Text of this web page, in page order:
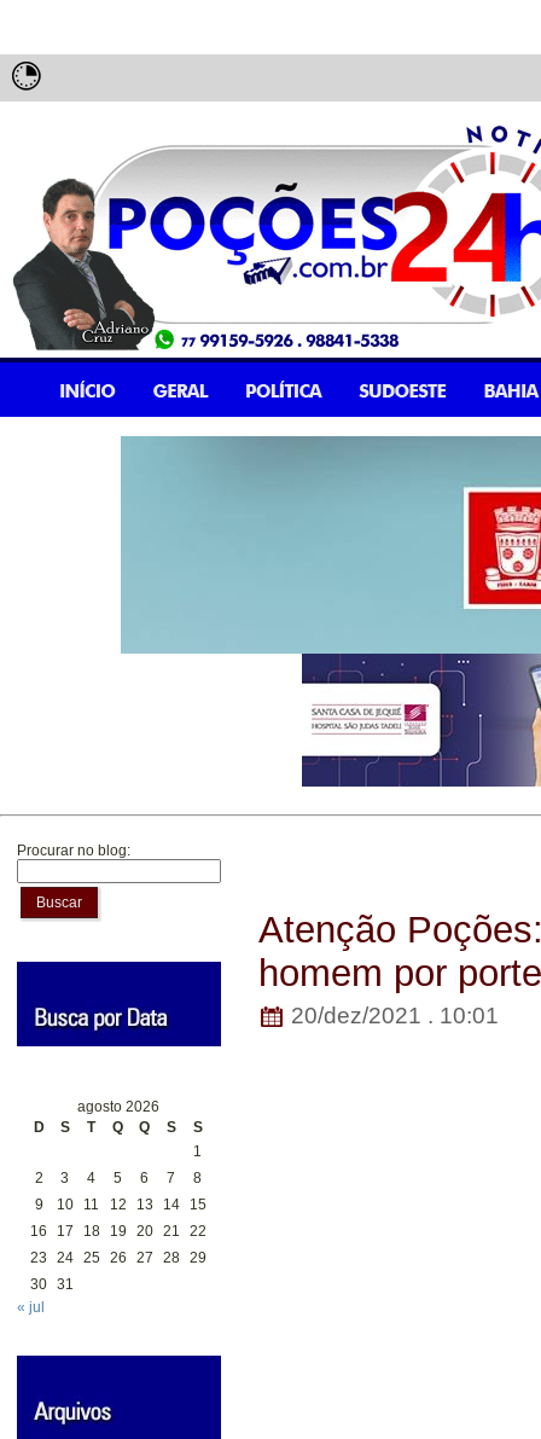
Procurar no blog:
Buscar
agosto 2026
D
S T Q Q S
S
1
2
3 4 5 6 7
8
9
10 11 12 13 14
15
16
17 18 19 20 21
22
23
24 25 26 27 28 29
30 31
« jul
Atenção
homem por
20/dez/2021 . 10:01